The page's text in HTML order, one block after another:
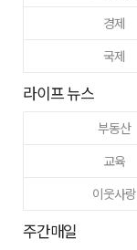
경제
국제
라이프 뉴스
부동산
교육
이웃사랑
주간매일